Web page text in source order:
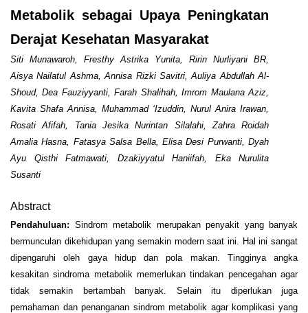
Metabolik sebagai Upaya Peningkatan
Derajat Kesehatan Masyarakat
Siti Munawaroh, Fresthy Astrika Yunita, Ririn Nurliyani BR,
Aisya Nailatul Ashma, Annisa Rizki Savitri, Auliya Abdullah Al-
Shoud, Dea Fauziyyanti, Farah Shalihah, Imrom Maulana Aziz,
Kavita Shafa Annisa, Muhammad ‘Izuddin, Nurul Anira Irawan,
Rosati Afifah, Tania Jesika Nurintan Silalahi, Zahra Roidah
Amalia Hasna, Fatasya Salsa Bella, Elisa Desi Purwanti, Dyah
Ayu Qisthi Fatmawati, Dzakiyyatul Haniifah, Eka Nurulita
Susanti
Abstract
Pendahuluan: Sindrom metabolik merupakan penyakit yang banyak
bermunculan dikehidupan yang semakin modern saat ini. Hal ini sangat
dipengaruhi oleh gaya hidup dan pola makan. Tingginya angka
kesakitan sindroma metabolik memerlukan tindakan pencegahan agar
tidak semakin bertambah banyak. Selain itu diperlukan juga
pemahaman dan penanganan sindrom metabolik agar komplikasi yang